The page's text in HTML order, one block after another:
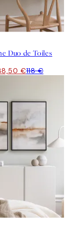
Duo de Toiles
€118 €